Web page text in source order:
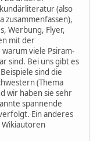
(also
zusammenfassen),
Werbung, Flyer,
mit der
viele Psiram-
sind. Bei uns gibt es
sind die
(Thema
wir haben sie sehr
spannende
Ein anderes
Wikiautoren